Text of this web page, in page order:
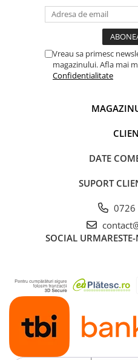
Vreau sa primesc
magazinului. Afla mai
Confidentialitate
DATE
SUPORT
0726
SOCIAL